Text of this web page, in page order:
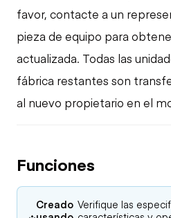
favor, contacte a un
pieza de equipo para
actualizada. Todas las
fábrica restantes son
al nuevo propietario en el
Funciones
Creado Verifique las